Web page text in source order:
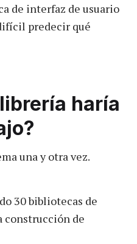
de interfaz de usuario
predecir qué
haría
una y otra vez.
30 bibliotecas de
construcción de